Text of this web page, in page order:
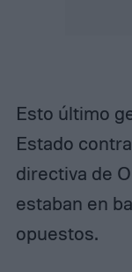
Esto último
Estado
directiva de
estaban en
opuestos.